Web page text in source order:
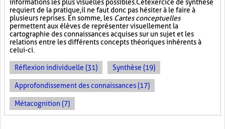
informations les plus visuelles possibles. Cet exercice de synthèse
requiert de la pratique, il ne faut donc pas hésiter à le faire à
plusieurs reprises. En somme, les Cartes conceptuelles
permettent aux élèves de représenter visuellement la
cartographie des connaissances acquises sur un sujet et les
relations entre les différents concepts théoriques inhérents à
celui-ci.
Réflexion individuelle (31) Synthèse (19)
Approfondissement des connaissances (17)
Métacognition (7)